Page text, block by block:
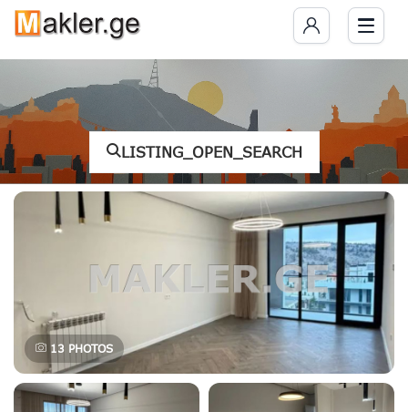
LISTING_OPEN_SEARCH
13 PHOTOS